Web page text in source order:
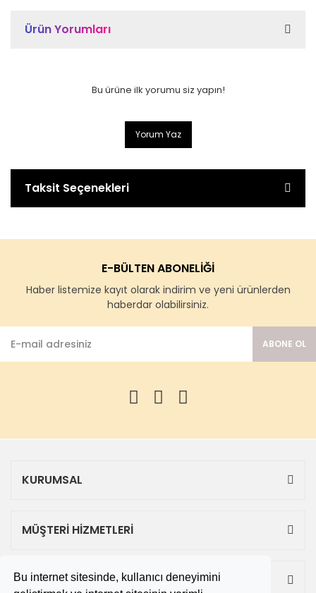
Bu internet sitesinde, kullanıcı deneyimini
Ürün Yorumları
Bu ürüne ilk yorumu siz yapın!
Yorum Yaz
Taksit Seçenekleri
E-BÜLTEN ABONELİĞİ
Haber listemize kayıt olarak indirim ve yeni ürünlerden
haberdar olabilirsiniz.
ABONE OL
KURUMSAL
MÜŞTERİ HİZMETLERİ
ALIŞVERİŞ